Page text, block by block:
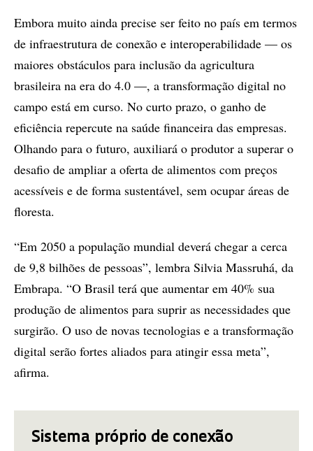
Embora muito ainda precise ser feito no país em termos
de infraestrutura de conexão e interoperabilidade — os
maiores obstáculos para inclusão da agricultura
brasileira na era do 4.0 —, a transformação digital no
campo está em curso. No curto prazo, o ganho de
eficiência repercute na saúde financeira das empresas.
Olhando para o futuro, auxiliará o produtor a superar o
desafio de ampliar a oferta de alimentos com preços
acessíveis e de forma sustentável, sem ocupar áreas de
floresta.
“Em 2050 a população mundial deverá chegar a cerca
de 9,8 bilhões de pessoas”, lembra Silvia Massruhá, da
Embrapa. “O Brasil terá que aumentar em 40% sua
produção de alimentos para suprir as necessidades que
surgirão. O uso de novas tecnologias e a transformação
digital serão fortes aliados para atingir essa meta”,
afirma.
Sistema próprio de conexão